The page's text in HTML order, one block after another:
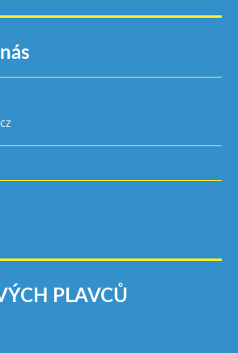
PLAVCŮ